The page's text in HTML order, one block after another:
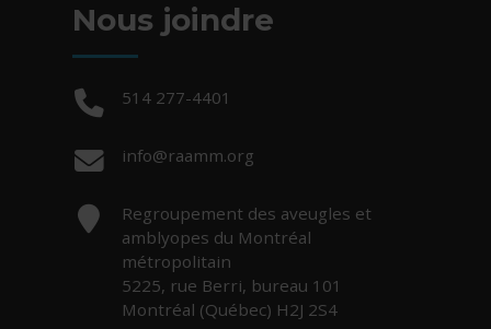
Nous joindre
Téléphone :
514 277-4401
Courriel :
info@raamm.org
Adresse :
Regroupement des aveugles et
amblyopes du Montréal
métropolitain
5225, rue Berri, bureau 101
Montréal (Québec) H2J 2S4